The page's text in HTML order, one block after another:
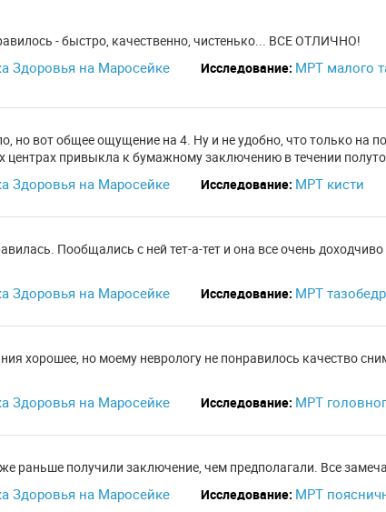
- быстро, качественно, чистенько... ВСЕ ОТЛИЧНО!
Здоровья на Маросейке Исследование: МРТ малого
но вот общее ощущение на 4. Ну и не удобно, что только на
центрах привыкла к бумажному заключению в течении
Здоровья на Маросейке Исследование: МРТ кисти
Пообщались с ней тет-а-тет и она все очень
Здоровья на Маросейке Исследование: МРТ
хорошее, но моему неврологу не понравилось качество
Здоровья на Маросейке Исследование: МРТ
раньше получили заключение, чем предполагали. Все
Здоровья на Маросейке Исследование: МРТ